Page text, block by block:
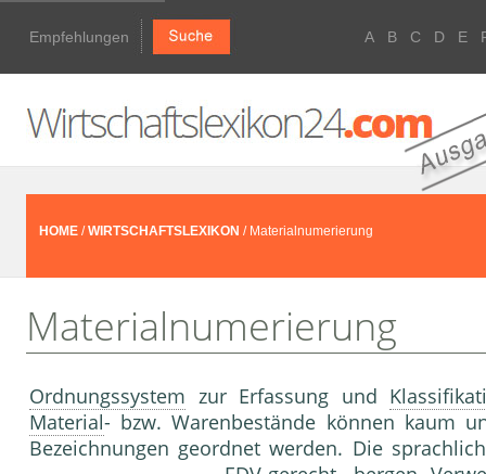
Empfehlungen A B C D E
HOME /WIRTSCHAFTSLEXIKON / Materialnumerierung
Materialnumerierung
Ordnungssystem zur Erfassung und
Material- bzw. Warenbestände können kaum
Bezeichnungen geordnet werden. Die